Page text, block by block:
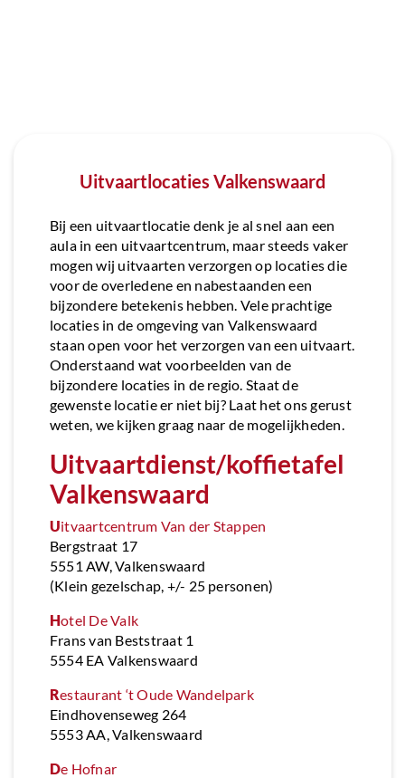
Uitvaartlocaties Valkenswaard
Bij een uitvaartlocatie denk je al snel aan een
aula in een uitvaartcentrum, maar steeds vaker
mogen wij uitvaarten verzorgen op locaties die
voor de overledene en nabestaanden een
bijzondere betekenis hebben. Vele prachtige
locaties in de omgeving van Valkenswaard
staan open voor het verzorgen van een uitvaart.
Onderstaand wat voorbeelden van de
bijzondere locaties in de regio. Staat de
gewenste locatie er niet bij? Laat het ons gerust
weten, we kijken graag naar de mogelijkheden.
Uitvaartdienst/koffietafel
Valkenswaard
Uitvaartcentrum Van der Stappen
Bergstraat 17
5551 AW, Valkenswaard
(Klein gezelschap, +/- 25 personen)
Hotel De Valk
Frans van Beststraat 1
5554 EA Valkenswaard
Restaurant ‘t Oude Wandelpark
Eindhovenseweg 264
5553 AA, Valkenswaard
De Hofnar